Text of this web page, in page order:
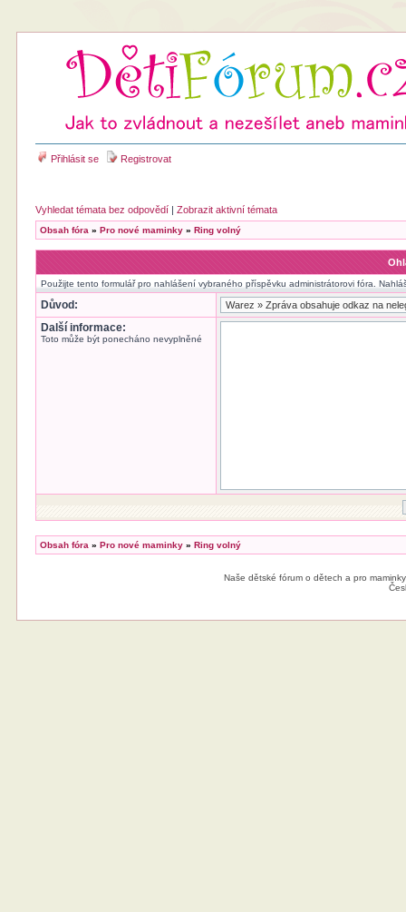
Přihlásit se Registrovat
Vyhledat témata bez odpovědí |Zobrazit aktivní témata
Obsah fóra »Pro nové maminky »Ring volný
Použijte tento formulář pro nahlášení vybraného příspěvku administrátorovi fóra.
Důvod:
Další informace:
Toto může být ponecháno nevyplněné
Obsah fóra »Pro nové maminky »Ring volný
Naše dětské fórum o dětech a pro